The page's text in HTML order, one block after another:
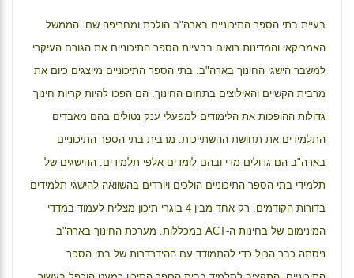
בעיית בתי הספר התיכוניים בארה"ב הולכת ומחריפה שם. הממשל
האמריקאי והמדינות רואים בבעיית הספר התיכוניים את הגורם העיקרי
למשבר הישגי החינוך בארה"ב. בתי הספר התיכוניים מייצגים כיום את
מרבית הקשיים והאילוצים בתחום החינוך. הם הפכו להיות קריות חינוך
גדולות ההופכות את הלימודים למפעלי ענק נטולים בהם מאבדים
התלמידים את תחושת ההשתייכות. מרבית בתי הספר התיכוניים
בארה"ב הם גדולים מדי ובהם לומדים אלפי תלמידים. ההישגים של
תלמידי בתי הספר התיכוניים הולכים ויורדים בהשוואה להישגי תלמידים
בדורות הקודמים. רק אחד מבין 4 בוגרי תיכון מצליח לעמוד במדדי
המינימום של בחינות ה-ACT במכללות. מערכת החינוך בארה"ב
ניסתה כבר הכול כדי להתמודד עם ההידרדרות של בתי הספר